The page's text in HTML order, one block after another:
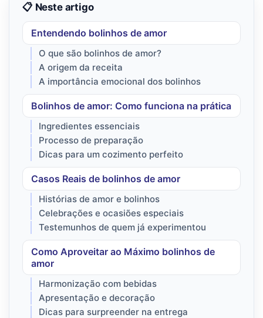
📋 Neste artigo
Entendendo bolinhos de amor
O que são bolinhos de amor?
A origem da receita
A importância emocional dos bolinhos
Bolinhos de amor: Como funciona na prática
Ingredientes essenciais
Processo de preparação
Dicas para um cozimento perfeito
Casos Reais de bolinhos de amor
Histórias de amor e bolinhos
Celebrações e ocasiões especiais
Testemunhos de quem já experimentou
Como Aproveitar ao Máximo bolinhos de
amor
Harmonização com bebidas
Apresentação e decoração
Dicas para surpreender na entrega